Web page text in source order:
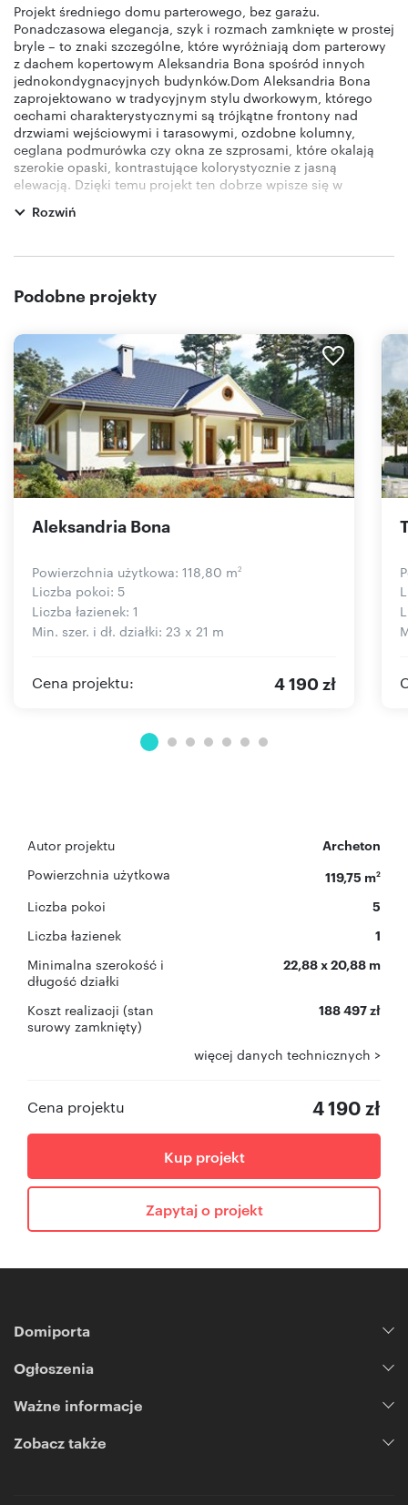
Projekt średniego domu parterowego, bez garażu.
Ponadczasowa elegancja, szyk i rozmach zamknięte w prostej
bryle – to znaki szczególne, które wyróżniają dom parterowy
z dachem kopertowym Aleksandria Bona spośród innych
jednokondygnacyjnych budynków.Dom Aleksandria Bona
zaprojektowano w tradycyjnym stylu dworkowym, którego
cechami charakterystycznymi są trójkątne frontony nad
drzwiami wejściowymi i tarasowymi, ozdobne kolumny,
ceglana podmurówka czy okna ze szprosami, które okalają
szerokie opaski, kontrastujące kolorystycznie z jasną
elewacją. Dzięki temu projekt ten dobrze wpisze się w
jednocześnie rozwiązań funkcjonalnych i praktycznych.Na
kopertowym zasługuje przejrzysty podział wnętrza na strefę
lewej stronie od wejścia, znajduje się pokój dzienny z
kuchnią, WC z natryskiem, pomieszczenie gospodarcze i
wanną.
Rozwiń
Podobne projekty
Aleksandria Bona
Powierzchnia użytkowa: 118,80 m2
Liczba pokoi: 5
Liczba łazienek: 1
Min. szer. i dł. działki: 23 x 21 m
Cena projektu: 4 190 zł
Autor projektu Archeton
Powierzchnia użytkowa 119,75 m2
Liczba pokoi 5
Liczba łazienek 1
Minimalna szerokość i
długość działki
22,88 x 20,88 m
Koszt realizacji (stan
surowy zamknięty)
188 497 zł
więcej danych technicznych >
Cena projektu 4 190 zł
Kup projekt
Zapytaj o projekt
Domiporta
Ogłoszenia
Ważne informacje
Zobacz także